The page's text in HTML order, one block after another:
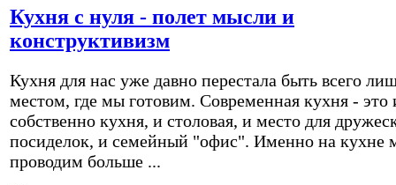
Кухня с нуля - полет мысли и
конструктивизм
Кухня для нас уже давно перестала быть всего
местом, где мы готовим. Современная кухня - это
собственно кухня, и столовая, и место для
посиделок, и семейный "офис". Именно на кухне
проводим больше ...